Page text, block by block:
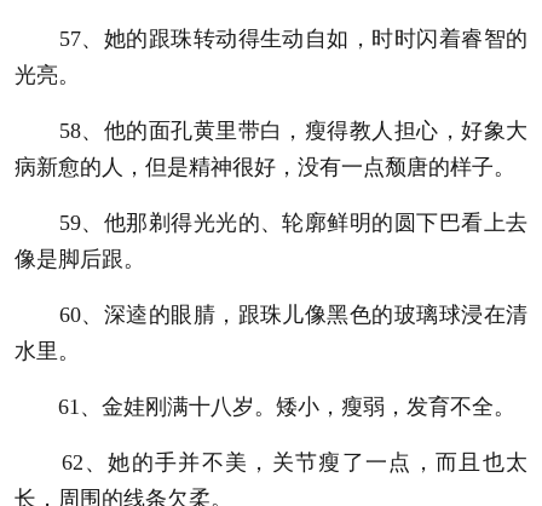
57、她的跟珠转动得生动自如，时时闪着睿智的
光亮。
58、他的面孔黄里带白，瘦得教人担心，好象大
病新愈的人，但是精神很好，没有一点颓唐的样子。
59、他那剃得光光的、轮廓鲜明的圆下巴看上去
像是脚后跟。
60、深逵的眼腈，跟珠儿像黑色的玻璃球浸在清
水里。
61、金娃刚满十八岁。矮小，瘦弱，发育不全。
62、她的手并不美，关节瘦了一点，而且也太
长，周围的线条欠柔。